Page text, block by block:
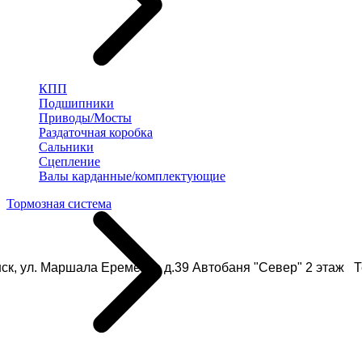
ул. Маршала Еременко д.39 Автобаня "Север" 2 этаж
КПП
Подшипники
Приводы/Мосты
Раздаточная коробка
Сальники
Сцепление
Валы карданные/комплектующие
Тормозная система